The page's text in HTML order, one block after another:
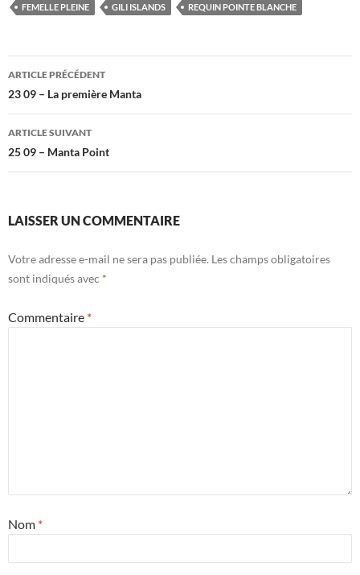
FEMELLE PLEINE GILI ISLANDS REQUIN POINTE BLANCHE
Navigation
des
articles
ARTICLE PRÉCÉDENT
23 09 – La première Manta
ARTICLE SUIVANT
25 09 – Manta Point
LAISSER UN COMMENTAIRE
Votre adresse e-mail ne sera pas publiée. Les champs obligatoires
sont indiqués avec *
Commentaire *
Nom *